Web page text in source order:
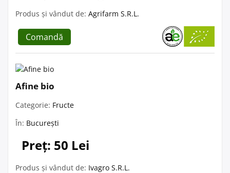
Produs și vândut de: Agrifarm S.R.L.
Comandă
Afine bio
Categorie: Fructe
În: București
Preț: 50 Lei
Produs și vândut de: Ivagro S.R.L.